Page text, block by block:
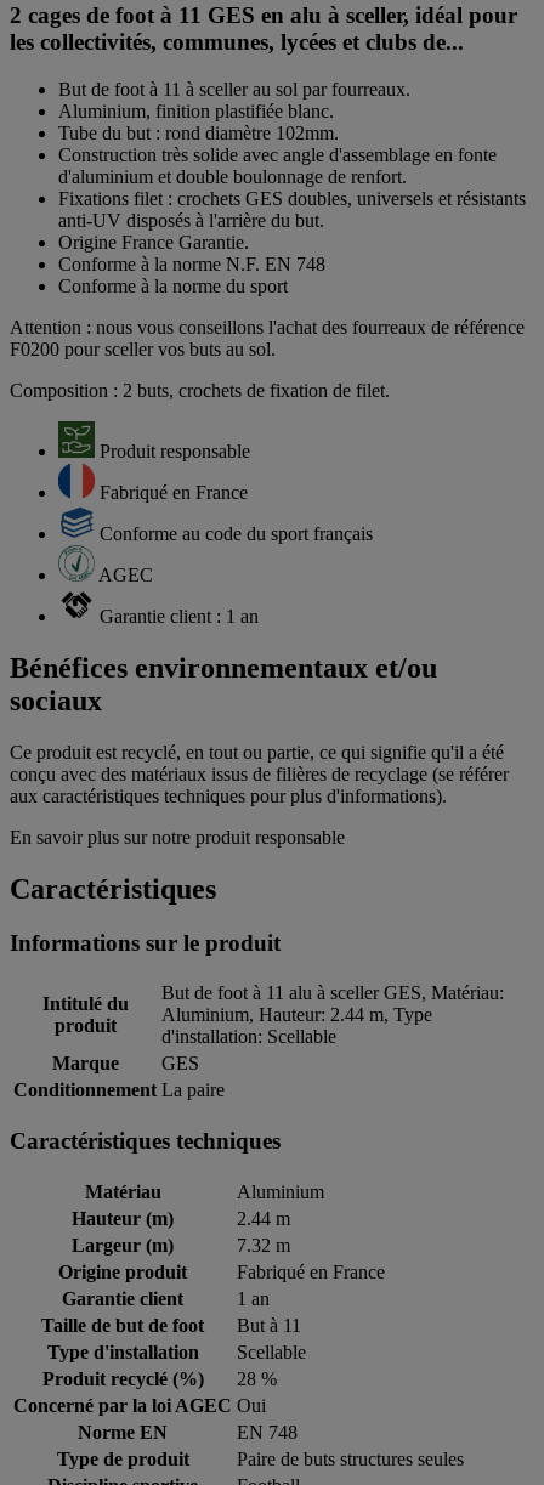
2 cages de foot à 11 GES en alu à sceller, idéal pour
les collectivités, communes, lycées et clubs de...
But de foot à 11 à sceller au sol par fourreaux.
Aluminium, finition plastifiée blanc.
Tube du but : rond diamètre 102mm.
Construction très solide avec angle d'assemblage en fonte
d'aluminium et double boulonnage de renfort.
Fixations filet : crochets GES doubles, universels et résistants
anti-UV disposés à l'arrière du but.
Origine France Garantie.
Conforme à la norme N.F. EN 748
Conforme à la norme du sport
Attention : nous vous conseillons l'achat des fourreaux de référence
F0200 pour sceller vos buts au sol.
Composition : 2 buts, crochets de fixation de filet.
Produit responsable
Fabriqué en France
Conforme au code du sport français
AGEC
Garantie client : 1 an
Bénéfices environnementaux et/ou
sociaux
Ce produit est recyclé, en tout ou partie, ce qui signifie qu'il a été
conçu avec des matériaux issus de filières de recyclage (se référer
aux caractéristiques techniques pour plus d'informations).
En savoir plus sur notre produit responsable
Caractéristiques
Informations sur le produit
Intitulé du
produit
But de foot à 11 alu à sceller GES, Matériau:
Aluminium, Hauteur: 2.44 m, Type
d'installation: Scellable
Marque
GES
Conditionnement La paire
Caractéristiques techniques
Matériau
Aluminium
Hauteur (m)
2.44 m
Largeur (m)
7.32 m
Origine produit
Fabriqué en France
Garantie client
1 an
Taille de but de foot
But à 11
Type d'installation
Scellable
Produit recyclé (%)
28 %
Concerné par la loi AGEC Oui
Norme EN
EN 748
Type de produit
Paire de buts structures seules